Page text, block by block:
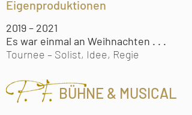
Eigenproduktionen
2019 – 2021
Es war einmal an Weihnachten . . .
Tournee – Solist, Idee, Regie
BÜHNE & MUSICAL